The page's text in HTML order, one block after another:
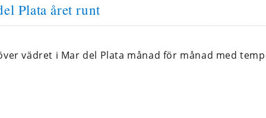
Plata året runt
vädret i Mar del Plata månad för månad med